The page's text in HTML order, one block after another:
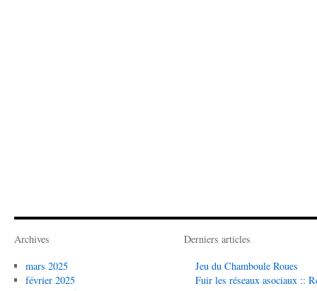
Archives
mars 2025
février 2025
Derniers articles
Jeu du Chamboule Roues
Fuir les réseaux asociaux ::